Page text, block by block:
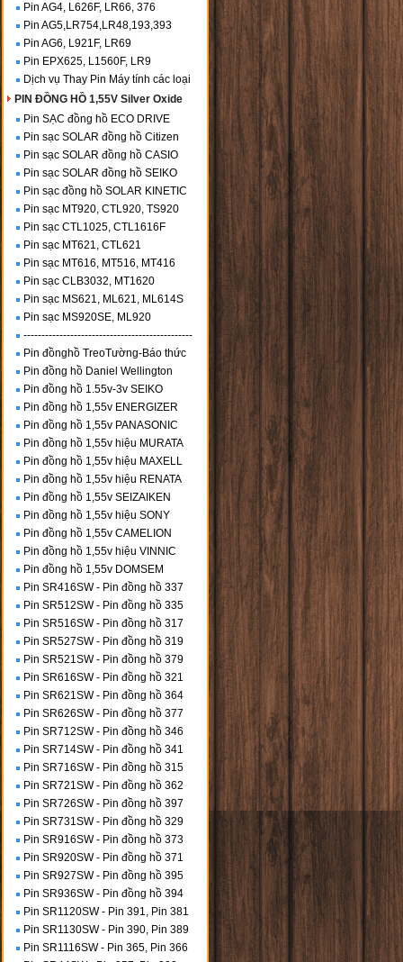
Pin AG4, L626F, LR66, 376
Pin AG5,LR754,LR48,193,393
Pin AG6, L921F, LR69
Pin EPX625, L1560F, LR9
Dịch vụ Thay Pin Máy tính các loại
PIN ĐỒNG HỒ 1,55V Silver Oxide
Pin SẠC đồng hồ ECO DRIVE
Pin sạc SOLAR đồng hồ Citizen
Pin sạc SOLAR đồng hồ CASIO
Pin sạc SOLAR đồng hồ SEIKO
Pin sạc đồng hồ SOLAR KINETIC
Pin sạc MT920, CTL920, TS920
Pin sạc CTL1025, CTL1616F
Pin sạc MT621, CTL621
Pin sạc MT616, MT516, MT416
Pin sạc CLB3032, MT1620
Pin sạc MS621, ML621, ML614S
Pin sạc MS920SE, ML920
-----------------------------------------------
Pin đồnghồ TreoTường-Báo thức
Pin đồng hồ Daniel Wellington
Pin đồng hồ 1.55v-3v SEIKO
Pin đồng hồ 1,55v ENERGIZER
Pin đồng hồ 1,55v PANASONIC
Pin đồng hồ 1,55v hiệu MURATA
Pin đồng hồ 1,55v hiệu MAXELL
Pin đồng hồ 1,55v hiệu RENATA
Pin đồng hồ 1,55v SEIZAIKEN
Pin đồng hồ 1,55v hiệu SONY
Pin đồng hồ 1,55v CAMELION
Pin đồng hồ 1,55v hiệu VINNIC
Pin đồng hồ 1,55v DOMSEM
Pin SR416SW - Pin đồng hồ 337
Pin SR512SW - Pin đồng hồ 335
Pin SR516SW - Pin đồng hồ 317
Pin SR527SW - Pin đồng hồ 319
Pin SR521SW - Pin đồng hồ 379
Pin SR616SW - Pin đồng hồ 321
Pin SR621SW - Pin đồng hồ 364
Pin SR626SW - Pin đồng hồ 377
Pin SR712SW - Pin đồng hồ 346
Pin SR714SW - Pin đồng hồ 341
Pin SR716SW - Pin đồng hồ 315
Pin SR721SW - Pin đồng hồ 362
Pin SR726SW - Pin đồng hồ 397
Pin SR731SW - Pin đồng hồ 329
Pin SR916SW - Pin đồng hồ 373
Pin SR920SW - Pin đồng hồ 371
Pin SR927SW - Pin đồng hồ 395
Pin SR936SW - Pin đồng hồ 394
Pin SR1120SW - Pin 391, Pin 381
Pin SR1130SW - Pin 390, Pin 389
Pin SR1116SW - Pin 365, Pin 366